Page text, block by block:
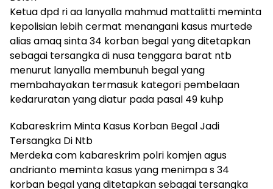
Ketua dpd ri aa lanyalla mahmud mattalitti meminta
kepolisian lebih cermat menangani kasus murtede
alias amaq sinta 34 korban begal yang ditetapkan
sebagai tersangka di nusa tenggara barat ntb
menurut lanyalla membunuh begal yang
membahayakan termasuk kategori pembelaan
kedaruratan yang diatur pada pasal 49 kuhp
Kabareskrim Minta Kasus Korban Begal Jadi
Tersangka Di Ntb
Merdeka com kabareskrim polri komjen agus
andrianto meminta kasus yang menimpa s 34
korban begal yang ditetapkan sebagai tersangka